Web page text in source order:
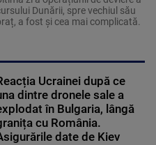
Dunării, spre vechiul său
a fost și cea mai complicată.
Ucrainei după ce
dintre dronele sale a
în Bulgaria, lângă
cu România.
date de Kiev